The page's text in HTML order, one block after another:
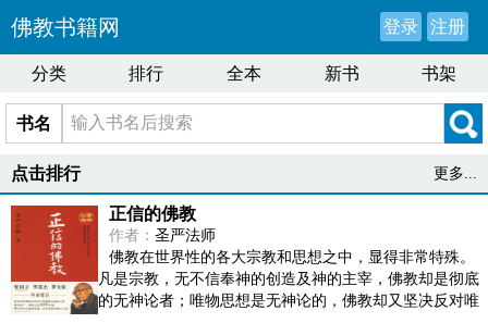
佛教书籍网 登录 注册
分类 排行 全本 新书 书架
书名
点击排行 更多...
正信的佛教
作者： 圣严法师
佛教在世界性的各大宗教和思想之中，显得非常特殊。
凡是宗教，无不信奉神的创造及神的主宰，佛教却是彻底
的无神论者；唯物思想是无神论的，佛教却又坚决反对唯